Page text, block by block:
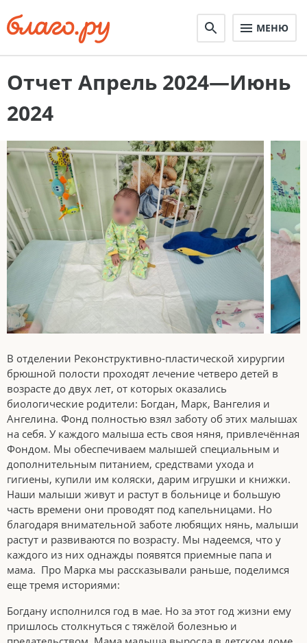
МЕНЮ
Отчет Апрель 2024—Июнь
2024
В отделении Реконструктивно-пластической хирургии
брюшной полости проходят лечение четверо детей в
возрасте до двух лет, от которых оказались
биологические родители: Богдан, Марк, Вангелия и
Ангелина. Фонд полностью взял заботу об этих малышах
на себя. У каждого малыша есть своя няня, привлечённая
Фондом. Мы обеспечиваем малышей специальным и
дополнительным питанием, средствами ухода и
гигиены, купили им коляски, дарим игрушки и книжки.
Наши малыши живут и растут в больнице и большую
часть времени они проводят под капельницами. Но
благодаря внимательной заботе любящих нянь, малыши
растут и развиваются по возрасту. Мы надеемся, что у
каждого из них однажды появятся приемные папа и
мама. Про Марка мы рассказывали раньше, поделимся
еще тремя историями:
Богдану исполнился год в мае. Но за этот год жизни ему
пришлось столкнуться с тяжёлой болезнью и